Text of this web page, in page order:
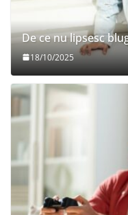
De ce nu lipsesc
18/10/2025